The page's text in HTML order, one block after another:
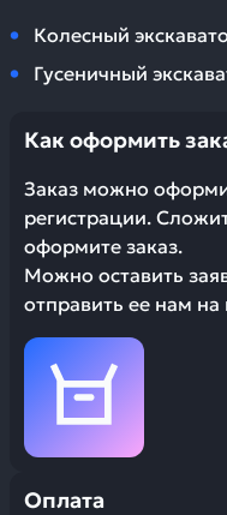
Колесный
Гусеничный
Как оформить
Заказ можно
регистрации.
оформите заказ.
Можно оставить
отправить ее нам на
Оплата